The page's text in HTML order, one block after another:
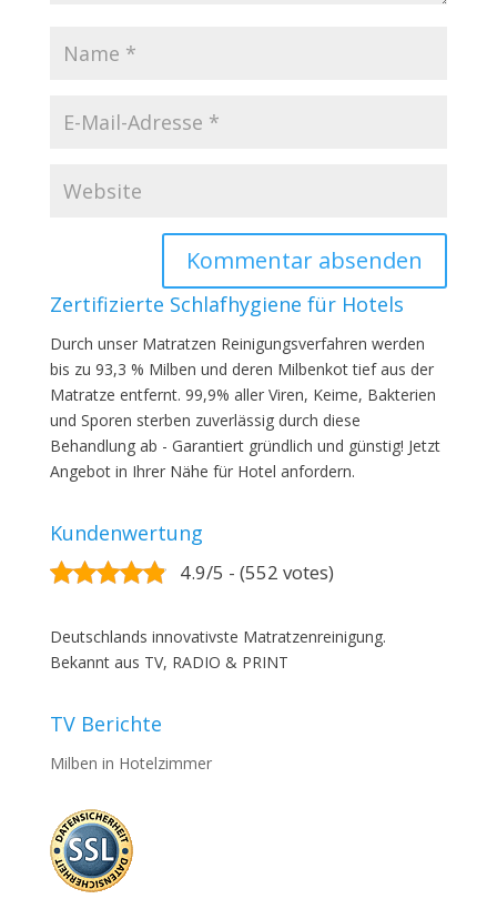
Zertifizierte Schlafhygiene für Hotels
Durch unser Matratzen Reinigungsverfahren werden
bis zu 93,3 % Milben und deren Milbenkot tief aus der
Matratze entfernt. 99,9% aller Viren, Keime, Bakterien
und Sporen sterben zuverlässig durch diese
Behandlung ab - Garantiert gründlich und günstig! Jetzt
Angebot in Ihrer Nähe für Hotel anfordern.
Kundenwertung
4.9/5 - (552 votes)
Deutschlands innovativste Matratzenreinigung.
Bekannt aus TV, RADIO & PRINT
TV Berichte
Milben in Hotelzimmer